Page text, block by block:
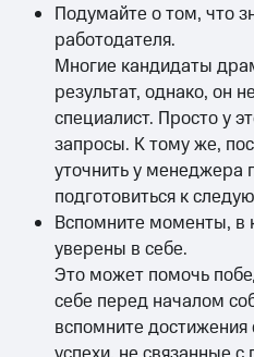
Подумайте о том, что
работодателя.
Многие кандидаты
результат, однако, он
специалист. Просто у
запросы. К тому же,
уточнить у менеджера
подготовиться к
Вспомните моменты, в
уверены в себе.
Это может помочь
себе перед началом
вспомните